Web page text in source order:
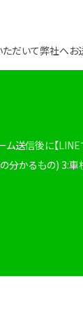
だいて弊社へお
ム送信後に【LINE
の分かるもの) 3:車